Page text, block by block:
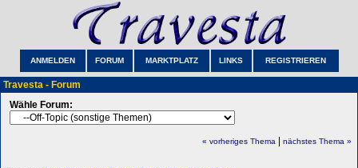
ANMELDEN FORUM MARKTPLATZ LINKS REGISTRIEREN
Travesta - Forum
Wähle Forum:
« vorheriges Thema nächstes Thema »